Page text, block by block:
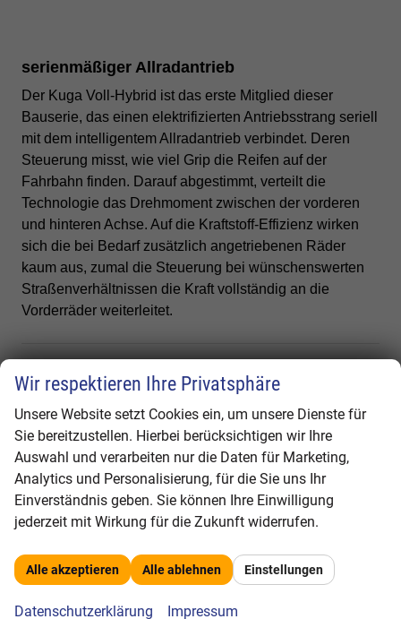
serienmäßiger Allradantrieb
Der Kuga Voll-Hybrid ist das erste Mitglied dieser
Bauserie, das einen elektrifizierten Antriebsstrang seriell
mit dem intelligentem Allradantrieb verbindet. Deren
Steuerung misst, wie viel Grip die Reifen auf der
Fahrbahn finden. Darauf abgestimmt, verteilt die
Technologie das Drehmoment zwischen der vorderen
und hinteren Achse. Auf die Kraftstoff-Effizienz wirken
sich die bei Bedarf zusätzlich angetriebenen Räder
kaum aus, zumal die Steuerung bei wünschenswerten
Straßenverhältnissen die Kraft vollständig an die
Vorderräder weiterleitet.
6 attraktive Ausstattungsvarianten und
fortschrittlichen Fahrer-Assistenzsysteme
Der neue Ford Kuga Voll-Hybrid wird es in 6
verschiedenen Ausstattungsvarianten geben:
Cool & Connect
Titanium
Titanium X
ST-Line
Wir respektieren Ihre Privatsphäre
Unsere Website setzt Cookies ein, um unsere Dienste für
Sie bereitzustellen. Hierbei berücksichtigen wir Ihre
Auswahl und verarbeiten nur die Daten für Marketing,
Analytics und Personalisierung, für die Sie uns Ihr
Einverständnis geben. Sie können Ihre Einwilligung
jederzeit mit Wirkung für die Zukunft widerrufen.
Alle akzeptieren Alle ablehnen Einstellungen
Datenschutzerklärung Impressum